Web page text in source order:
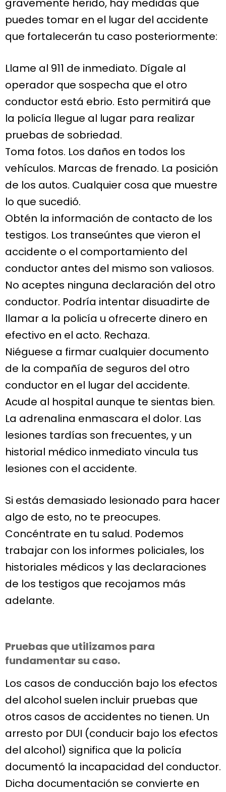
puedes tomar en el lugar del accidente
que fortalecerán tu caso posteriormente:
Llame al 911 de inmediato. Dígale al
operador que sospecha que el otro
conductor está ebrio. Esto permitirá que
la policía llegue al lugar para realizar
pruebas de sobriedad.
Toma fotos. Los daños en todos los
vehículos. Marcas de frenado. La posición
de los autos. Cualquier cosa que muestre
lo que sucedió.
Obtén la información de contacto de los
testigos. Los transeúntes que vieron el
accidente o el comportamiento del
conductor antes del mismo son valiosos.
No aceptes ninguna declaración del otro
conductor. Podría intentar disuadirte de
llamar a la policía u ofrecerte dinero en
efectivo en el acto. Rechaza.
Niéguese a firmar cualquier documento
de la compañía de seguros del otro
conductor en el lugar del accidente.
Acude al hospital aunque te sientas bien.
La adrenalina enmascara el dolor. Las
lesiones tardías son frecuentes, y un
historial médico inmediato vincula tus
lesiones con el accidente.
Si estás demasiado lesionado para hacer
algo de esto, no te preocupes.
Concéntrate en tu salud. Podemos
trabajar con los informes policiales, los
historiales médicos y las declaraciones
de los testigos que recojamos más
adelante.
Pruebas que utilizamos para
fundamentar su caso.
Los casos de conducción bajo los efectos
del alcohol suelen incluir pruebas que
otros casos de accidentes no tienen. Un
arresto por DUI (conducir bajo los efectos
del alcohol) significa que la policía
documentó la incapacidad del conductor.
Dicha documentación se convierte en